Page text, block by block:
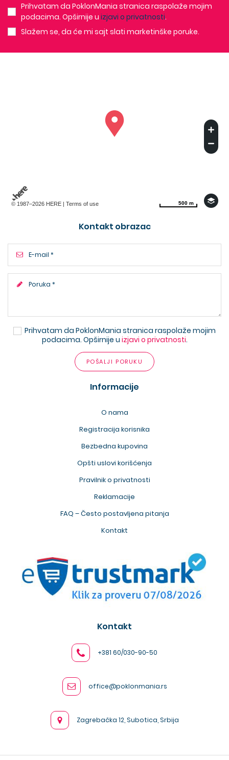
Prihvatam da PoklonMania stranica raspolaže mojim
podacima. Opširnije u izjavi o privatnosti.
Slažem se, da će mi sajt slati marketinške poruke.
© 1987–2026 HERE | Terms of use 500 m
500 m
Kontakt obrazac
Prihvatam da PoklonMania stranica raspolaže mojim
podacima. Opširnije u izjavi o privatnosti.
POŠALJI PORUKU
Informacije
O nama
Registracija korisnika
Bezbedna kupovina
Opšti uslovi korišćenja
Pravilnik o privatnosti
Reklamacije
FAQ – Često postavljena pitanja
Kontakt
Kontakt
+381 60/030-90-50
office@poklonmania.rs
Zagrebačka 12, Subotica, Srbija